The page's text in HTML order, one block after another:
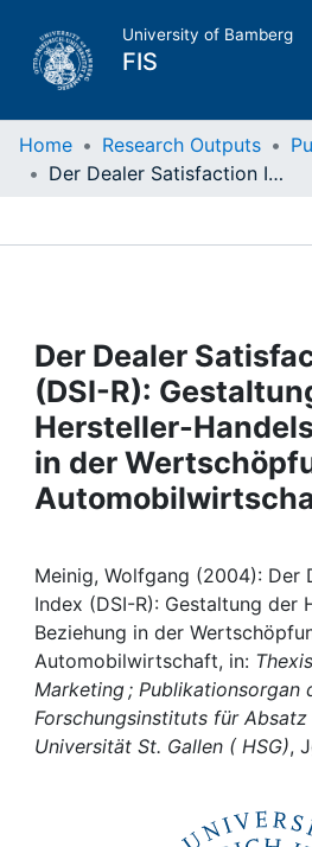
University of Bamberg
FIS
Home
Projects
People
Institutions
My FIS
Help
Home Research Outputs
Der Dealer Satisfaction Index (DSI-R): Gestaltung der Hersteller-Handels- Beziehung in der Wertschöpfungskette Automobilwirtschaft
Der Dealer
(DSI-R):
Hersteller-
in der
Meinig, Wolfgang (2004): Der
Index (DSI-R): Gestaltung der
Beziehung in der
Automobilwirtschaft, in:
Marketing ; Publikationsorgan
Forschungsinstituts für
Universität St. Gallen ( HSG),